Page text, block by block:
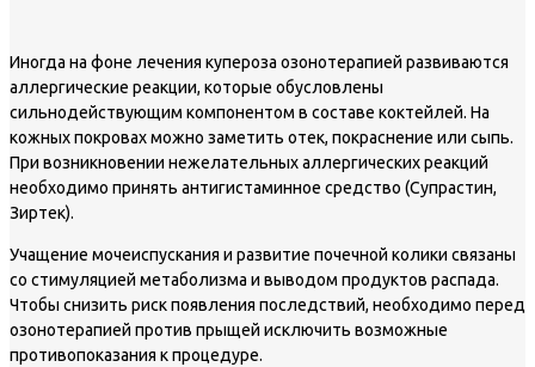
Иногда на фоне лечения купероза озонотерапией развиваются
аллергические реакции, которые обусловлены
сильнодействующим компонентом в составе коктейлей. На
кожных покровах можно заметить отек, покраснение или сыпь.
При возникновении нежелательных аллергических реакций
необходимо принять антигистаминное средство (Супрастин,
Зиртек).
Учащение мочеиспускания и развитие почечной колики связаны
со стимуляцией метаболизма и выводом продуктов распада.
Чтобы снизить риск появления последствий, необходимо перед
озонотерапией против прыщей исключить возможные
противопоказания к процедуре.